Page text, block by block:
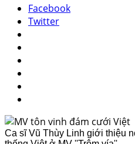
Facebook
Twitter
Ca sĩ Vũ Thùy Linh giới thiệu